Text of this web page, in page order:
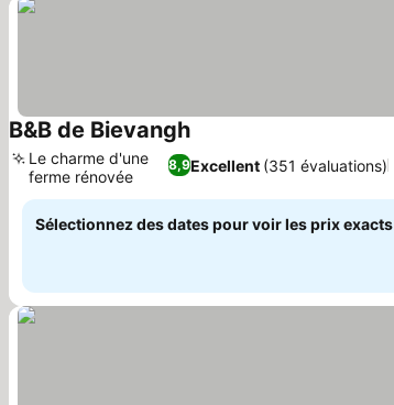
B&B de Bievangh
8,9Excellent (351 évaluations)
Le charme d'une
ferme rénovée
Sélectionnez des dates pour voir les prix exacts